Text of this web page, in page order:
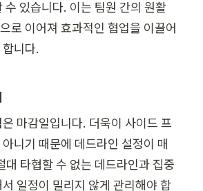
수 있습니다. 이는 팀원 간의 원활
로 이어져 효과적인 협업을 이끌어
니다.
마감일입니다. 더욱이 사이드 프
니기 때문에 데드라인 설정이 매
대 타협할 수 없는 데드라인과 집중
일정이 밀리지 않게 관리해야 합